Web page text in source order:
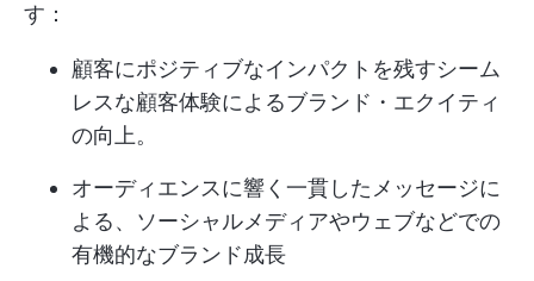
す：
顧客にポジティブなインパクトを残すシーム
レスな顧客体験によるブランド・エクイティ
の向上。
オーディエンスに響く一貫したメッセージに
よる、ソーシャルメディアやウェブなどでの
有機的なブランド成長